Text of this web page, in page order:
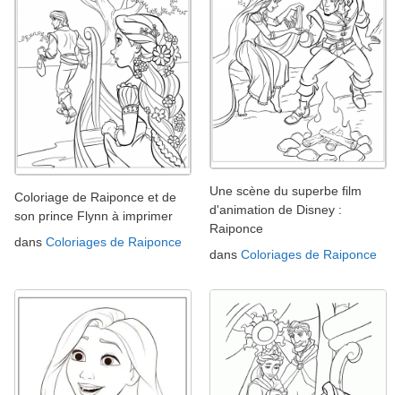
Coloriage de Raiponce et de
son prince Flynn à imprimer
dans Coloriages de Raiponce
Une scène du superbe film
d'animation de Disney :
Raiponce
dans Coloriages de Raiponce